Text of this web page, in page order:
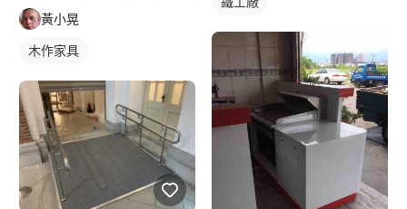
黃小晃
木作家具